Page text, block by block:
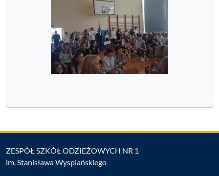
ZESPÓŁ SZKÓŁ ODZIEŻOWYCH NR 1
im. Stanisława Wyspiańskiego